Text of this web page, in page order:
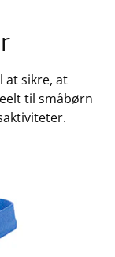
at sikre, at
til småbørn